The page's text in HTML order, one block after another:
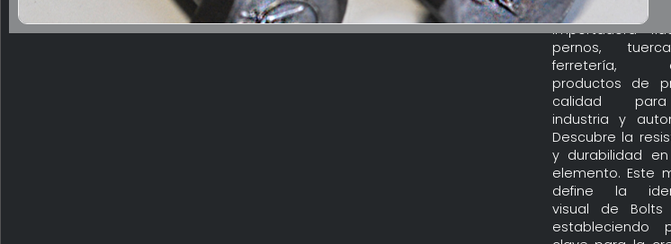
Los pernos estructurales son componentes fundamentales en la construcción de...
Bolts
importadora
pernos,
ferretería,
productos de
calidad
industria y
Descubre la
y durabilidad
elemento. Este
define la
visual de Bolts
estableciendo